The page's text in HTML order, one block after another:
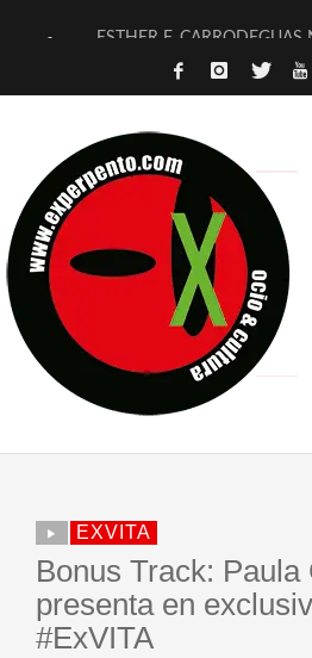
ESTHER F.
[TERRA DE GUAPES]
TIMBRE 4, LA ESCUELA DEL
30 AÑOS (NO ES NADA) DE LA
MILITARES
D’BALDOMEROS
MARSHALL FLASH PRESENTA
JOFRE BARDAGÍ EN EXVITA
EXVITA
Bonus Track: Paula
presenta en
#ExVITA